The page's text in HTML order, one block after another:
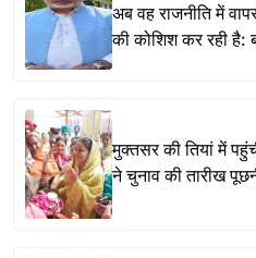
अब वह राजनीति में
की कोशिश कर रही है:
मुक्तसर की तियां में
ने चुनाव की तारीख